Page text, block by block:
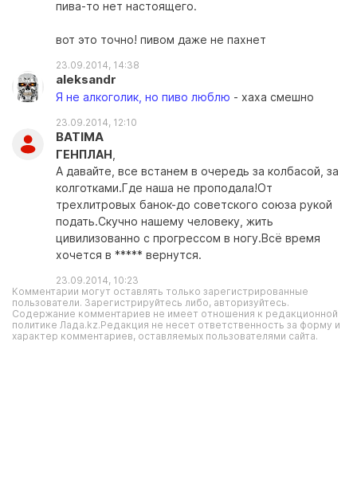
пива-то нет настоящего.
вот это точно! пивом даже не пахнет
23.09.2014, 14:38
aleksandr
Я не алкоголик, но пиво люблю - хаха смешно
23.09.2014, 12:10
BATIMA
ГЕНПЛАН
А давайте, все встанем в очередь за колбасой, за
колготками.Где наша не проподала!От
трехлитровых банок-до советского союза рукой
подать.Скучно нашему человеку, жить
цивилизованно с прогрессом в ногу.Всё время
хочется в ***** вернутся.
23.09.2014, 10:23
Комментарии могут оставлять только зарегистрированные
пользователи. Зарегистрируйтесь либо, авторизуйтесь.
Содержание комментариев не имеет отношения к редакционной
политике Лада.kz.Редакция не несет ответственность за форму и
характер комментариев, оставляемых пользователями сайта.